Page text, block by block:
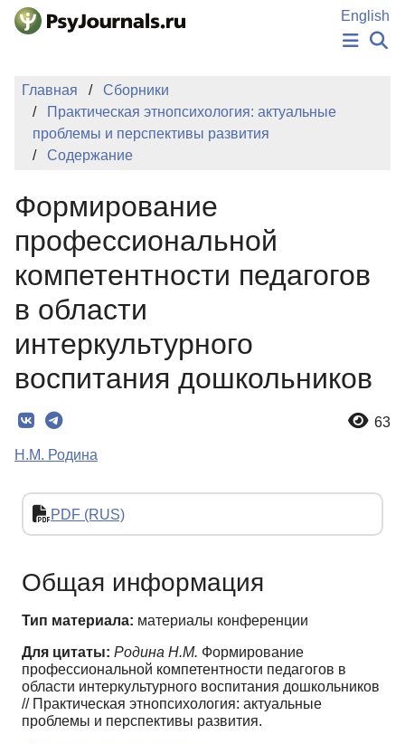
Перейти к основному содержанию
English
НОВОСТИ
ПОДАТЬ РУКОПИСЬ
Регистрация
Главная
Сборники
Практическая этнопсихология: актуальные
проблемы и перспективы развития
Содержание
Формирование
профессиональной
компетентности педагогов
в области
интеркультурного
воспитания дошкольников
63
Н.М. Родина
PDF (RUS)
Общая информация
Тип материала: материалы конференции
Для цитаты: Родина Н.М. Формирование
профессиональной компетентности педагогов в
области интеркультурного воспитания дошкольников
// Практическая этнопсихология: актуальные
проблемы и перспективы развития.